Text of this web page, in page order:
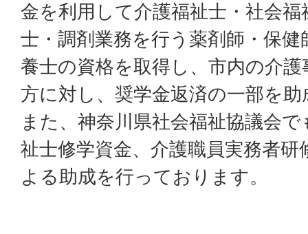
金を利用して介護福祉士・社会
士・調剤業務を行う薬剤師・保
養士の資格を取得し、市内の介
方に対し、奨学金返済の一部を
また、神奈川県社会福祉協議会
祉士修学資金、介護職員実務者研
よる助成を行っております。